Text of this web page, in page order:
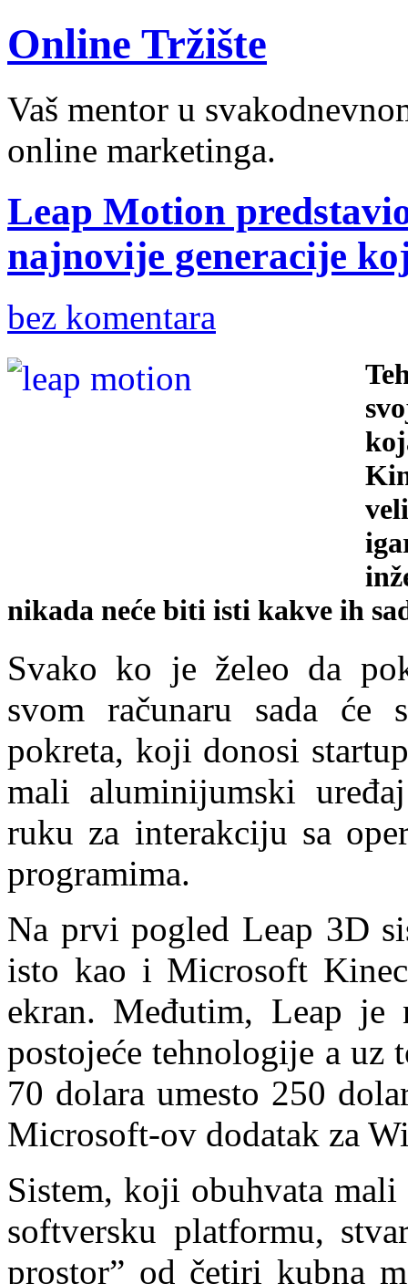
Online Tržište
Vaš mentor u
online marketinga.
Leap Motion
najnovije generacije
bez komentara
nikada neće biti isti kakve ih
Svako ko je želeo da
svom računaru sada će
pokreta, koji donosi
mali aluminijumski
ruku za interakciju sa
programima.
Na prvi pogled Leap 3D
isto kao i Microsoft
ekran. Međutim, Leap je
postojeće tehnologije a
70 dolara umesto 250
Microsoft-ov dodatak za
Sistem, koji obuhvata
softversku platformu,
prostor” od četiri kubna